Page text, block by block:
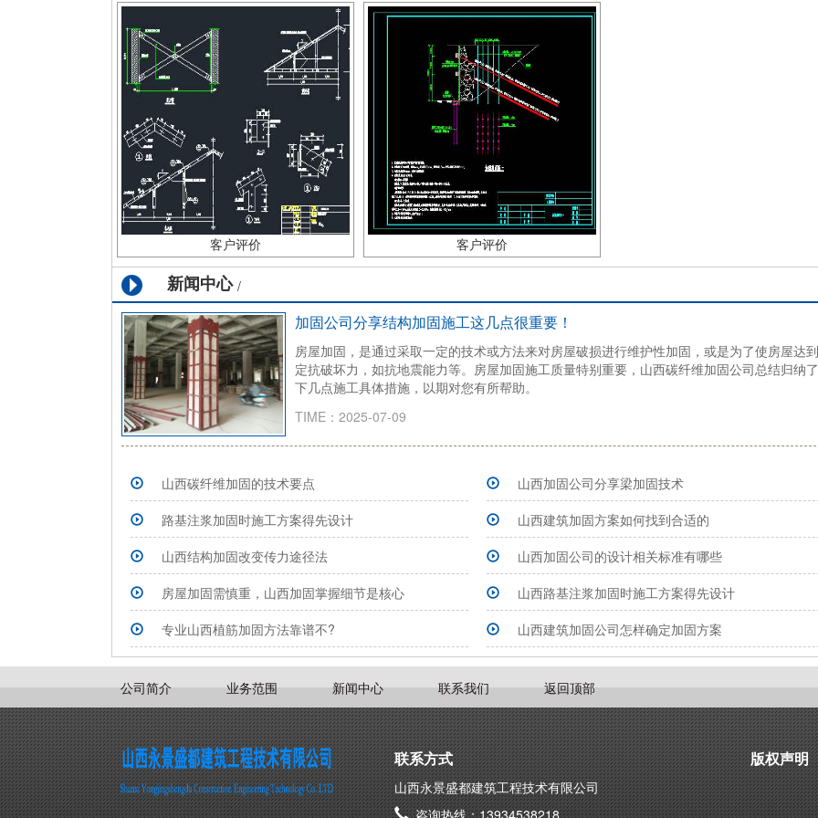
客户评价 客户评价
新闻中心 /
加固公司分享结构加固施工这几点很重要！
房屋加固，是通过采取一定的技术或方法来对房屋破损进行维护性加固，或是为了使房屋达
定抗破坏力，如抗地震能力等。房屋加固施工质量特别重要，山西碳纤维加固公司总结归纳
下几点施工具体措施，以期对您有所帮助。
TIME：2025-07-09
山西碳纤维加固的技术要点
山西加固公司分享梁加固技术
路基注浆加固时施工方案得先设计
山西建筑加固方案如何找到合适的
山西结构加固改变传力途径法
山西加固公司的设计相关标准有哪些
房屋加固需慎重，山西加固掌握细节是核心
山西路基注浆加固时施工方案得先设计
专业山西植筋加固方法靠谱不?
山西建筑加固公司怎样确定加固方案
公司简介 业务范围 新闻中心 联系我们 返回顶部
联系方式
山西永景盛都建筑工程技术有限公司
咨询热线：13934538218
版权声明